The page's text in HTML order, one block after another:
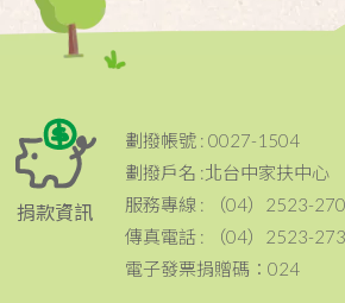
捐款資訊
劃撥帳號 : 0027-1504
劃撥戶名 :北台中家扶中心
服務專線 : （04）2523-
傳真電話 : （04）2523-
電子發票捐贈碼：024